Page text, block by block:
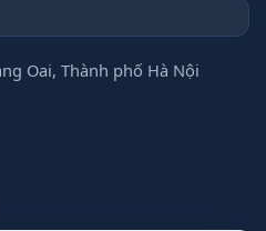
Oai, Thành phố Hà Nội